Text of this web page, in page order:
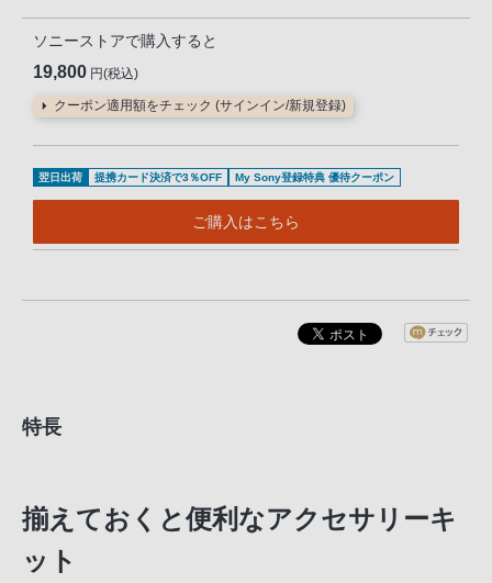
ソニーストアで購入すると
19,800 円(税込)
クーポン適用額をチェック (サインイン/新規登録)
翌日出荷 提携カード決済で3％OFF My Sony登録特典 優待クーポン
ご購入はこちら
特長
揃えておくと便利なアクセサリーキ
ット